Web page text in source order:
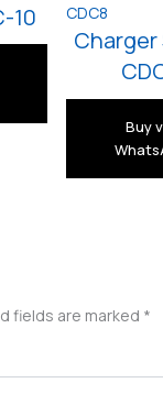
10
Charger
Buy
fields are marked *